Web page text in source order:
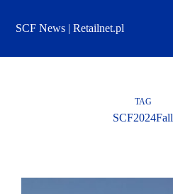
treściSCF News | Retailnet.pl
TAG
SCF2024Fall